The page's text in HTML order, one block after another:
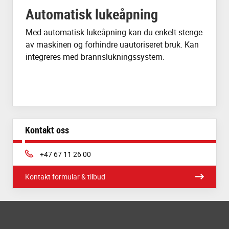
Automatisk lukeåpning
Med automatisk lukeåpning kan du enkelt stenge
av maskinen og forhindre uautoriseret bruk. Kan
integreres med brannslukningssystem.
Kontakt oss
Phone:
+47 67 11 26 00
Kontakt formular & tilbud